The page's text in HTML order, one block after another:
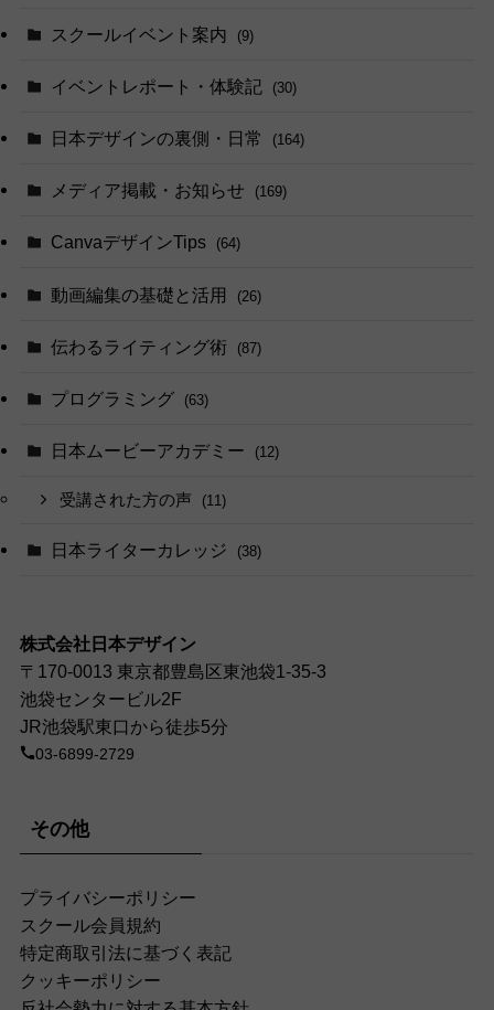
スクールイベント案内 (9)
イベントレポート・体験記 (30)
日本デザインの裏側・日常 (164)
メディア掲載・お知らせ (169)
CanvaデザインTips (64)
動画編集の基礎と活用 (26)
伝わるライティング術 (87)
プログラミング (63)
日本ムービーアカデミー (12)
受講された方の声 (11)
日本ライターカレッジ (38)
株式会社日本デザイン
〒170-0013 東京都豊島区東池袋1-35-3
池袋センタービル2F
JR池袋駅東口から徒歩5分
03-6899-2729
その他
プライバシーポリシー
スクール会員規約
特定商取引法に基づく表記
クッキーポリシー